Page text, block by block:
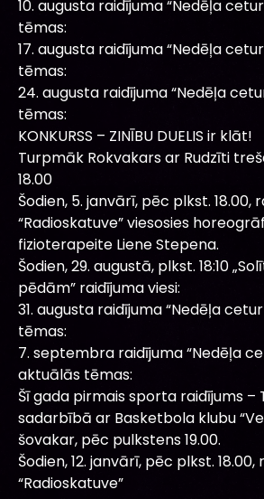
10. augusta raidījuma “Nedēļa
tēmas:
17. augusta raidījuma “Nedēļa
tēmas:
24. augusta raidījuma “Nedēļa
tēmas:
KONKURSS – ZINĪBU DUELIS ir klāt!
Turpmāk Rokvakars ar Rudzīti
18.00
Šodien, 5. janvārī, pēc plkst. 18.00,
“Radioskatuve” viesosies
fizioterapeite Liene Stepena.
Šodien, 29. augustā, plkst. 18:10
pēdām” raidījuma viesi:
31. augusta raidījuma “Nedēļa
tēmas:
7. septembra raidījuma “Nedēļa
aktuālās tēmas:
Šī gada pirmais sporta raidījums
sadarbībā ar Basketbola klubu
šovakar, pēc pulkstens 19.00.
Šodien, 12. janvārī, pēc plkst. 18.00,
“Radioskatuve”